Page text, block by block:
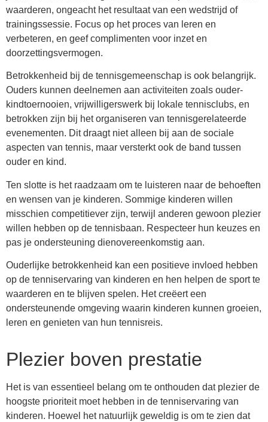
waarderen, ongeacht het resultaat van een wedstrijd of
trainingssessie. Focus op het proces van leren en
verbeteren, en geef complimenten voor inzet en
doorzettingsvermogen.
Betrokkenheid bij de tennisgemeenschap is ook belangrijk.
Ouders kunnen deelnemen aan activiteiten zoals ouder-
kindtoernooien, vrijwilligerswerk bij lokale tennisclubs, en
betrokken zijn bij het organiseren van tennisgerelateerde
evenementen. Dit draagt niet alleen bij aan de sociale
aspecten van tennis, maar versterkt ook de band tussen
ouder en kind.
Ten slotte is het raadzaam om te luisteren naar de behoeften
en wensen van je kinderen. Sommige kinderen willen
misschien competitiever zijn, terwijl anderen gewoon plezier
willen hebben op de tennisbaan. Respecteer hun keuzes en
pas je ondersteuning dienovereenkomstig aan.
Ouderlijke betrokkenheid kan een positieve invloed hebben
op de tenniservaring van kinderen en hen helpen de sport te
waarderen en te blijven spelen. Het creëert een
ondersteunende omgeving waarin kinderen kunnen groeien,
leren en genieten van hun tennisreis.
Plezier boven prestatie
Het is van essentieel belang om te onthouden dat plezier de
hoogste prioriteit moet hebben in de tenniservaring van
kinderen. Hoewel het natuurlijk geweldig is om te zien dat